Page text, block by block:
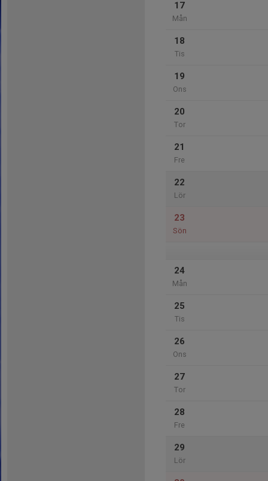
17
Mån
18
Tis
19
Ons
20
Tor
21
Fre
22
Lör
23
Sön
24
Mån
25
Tis
26
Ons
27
Tor
28
Fre
29
Lör